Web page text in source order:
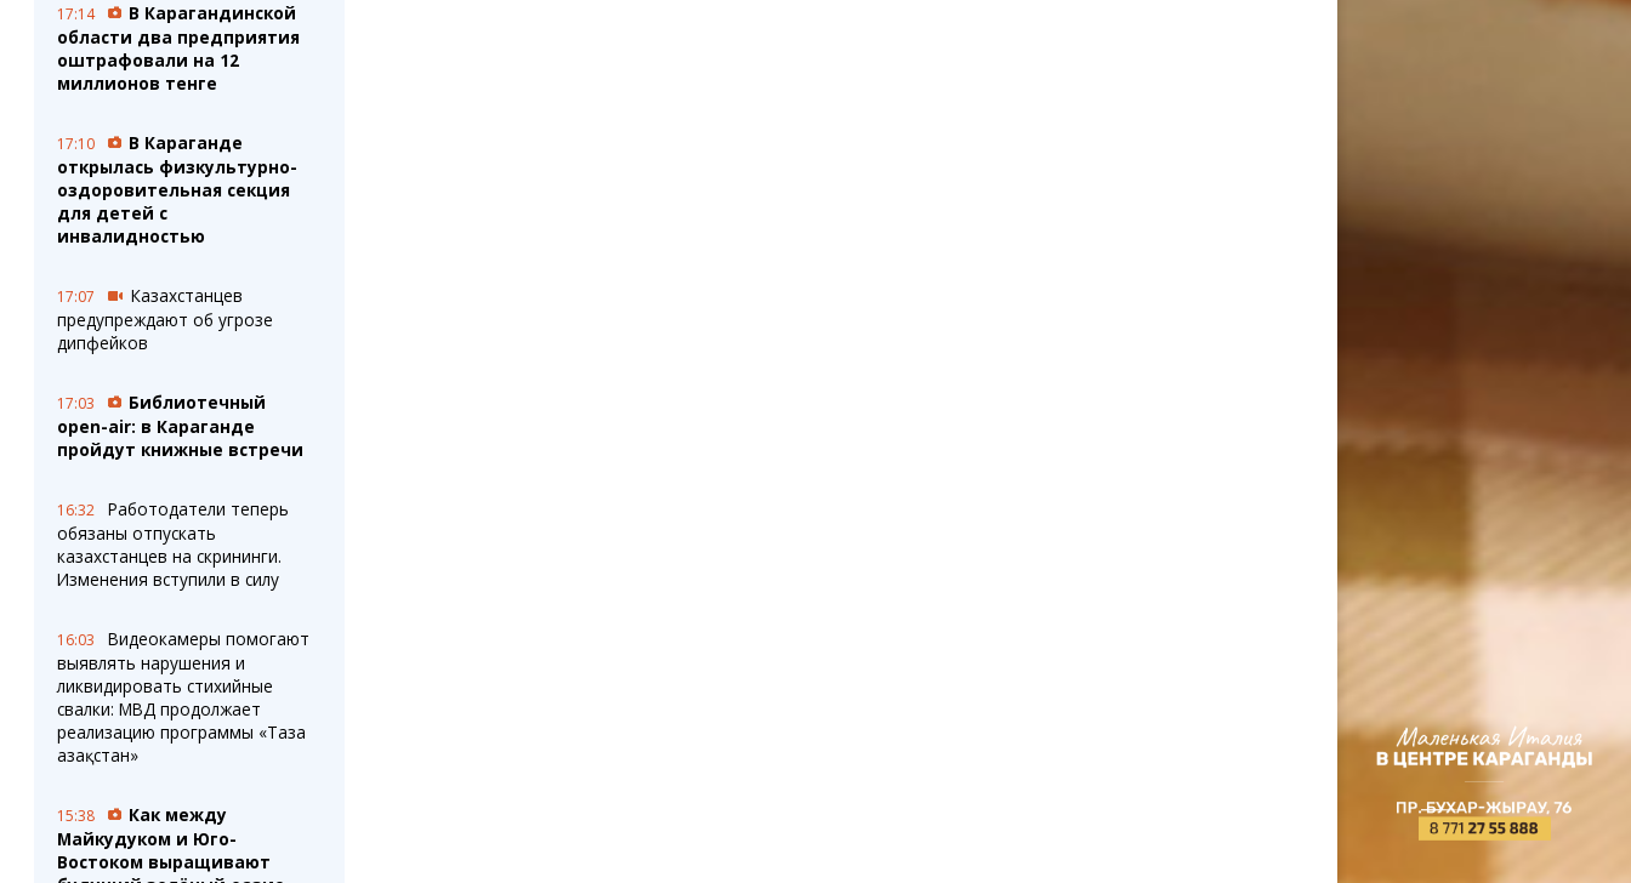
17:14
В Карагандинской
области два предприятия
оштрафовали на 12
миллионов тенге
17:10
В Караганде
открылась физкультурно-
оздоровительная секция
для детей с
инвалидностью
17:07
Казахстанцев
предупреждают об угрозе
дипфейков
17:03
Библиотечный
open-air: в Караганде
пройдут книжные встречи
16:32
Работодатели теперь
обязаны отпускать
казахстанцев на скрининги.
Изменения вступили в силу
16:03
Видеокамеры помогают
выявлять нарушения и
ликвидировать стихийные
свалки: МВД продолжает
реализацию программы «Таза
Қазақстан»
15:38
Как между
Майкудуком и Юго-
Востоком выращивают